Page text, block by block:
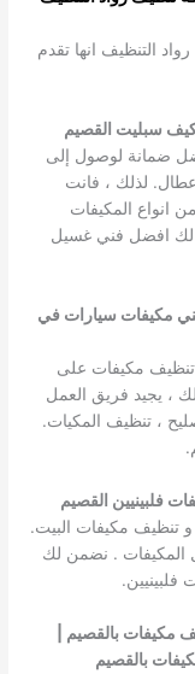
التنظيف انها تقدم
سبليت القصيم
ضمانة لوصول إلى
لذلك ، فانت
انواع المكيفات
لك افضل فني غسيل
مكيفات سيارات في
مكيفات على
، يجيد فريق العمل
، تنظيف المكيات.
فلبينيين القصيم
تنظيف مكيفات البيت.
المكيفات . نضمن لك
مكيفات بالقصيم |
بالقصيم